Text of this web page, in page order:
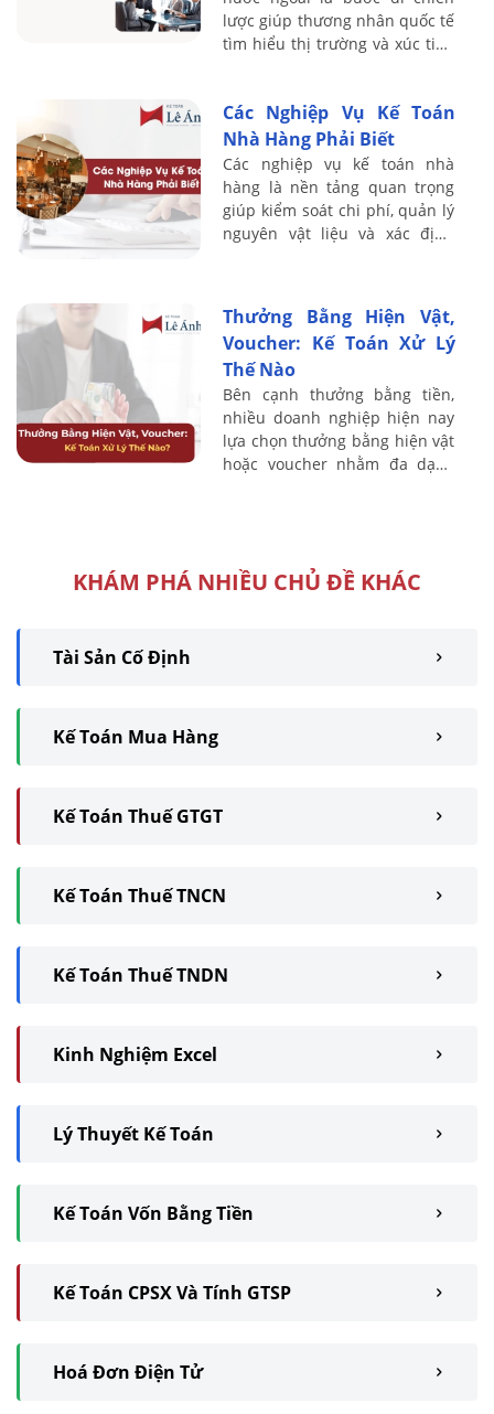
lược giúp thương nhân quốc tế
tìm hiểu thị trường và xúc tiến
chiến, ...
Các Nghiệp Vụ Kế Toán
Nhà Hàng Phải Biết
Các nghiệp vụ kế toán nhà
hàng là nền tảng quan trọng
giúp kiểm soát chi phí, quản lý
nguyên vật liệu và xác định
thù nhà ...
Thưởng Bằng Hiện Vật,
Voucher: Kế Toán Xử Lý
Thế Nào
Bên cạnh thưởng bằng tiền,
nhiều doanh nghiệp hiện nay
lựa chọn thưởng bằng hiện vật
hoặc voucher nhằm đa dạng
KHÁM PHÁ NHIỀU CHỦ ĐỀ KHÁC
Tài Sản Cố Định
Kế Toán Mua Hàng
Kế Toán Thuế GTGT
Kế Toán Thuế TNCN
Kế Toán Thuế TNDN
Kinh Nghiệm Excel
Lý Thuyết Kế Toán
Kế Toán Vốn Bằng Tiền
Kế Toán CPSX Và Tính GTSP
Hoá Đơn Điện Tử